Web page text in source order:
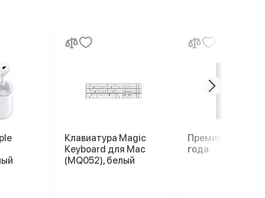
Клавиатура Magic
Keyboard для Mac
(MQ052), белый
Премиум
года